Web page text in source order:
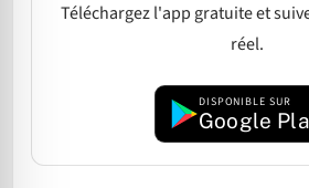
Téléchargez l'app gratuite et
réel.
DISPONIBLE SUR
Google